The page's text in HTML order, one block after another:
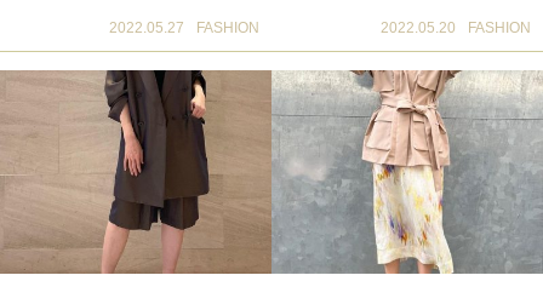
2022.05.27 FASHION 2022.05.20 FASHION